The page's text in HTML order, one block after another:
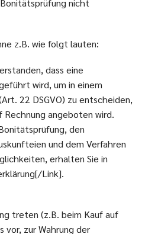
nicht
z.B. wie folgt lauten:
dass eine
wird, um in einem
22 DSGVO) zu entscheiden,
angeboten wird.
den
und dem Verfahren
erhalten Sie in
Link].
treten (z.B. beim Kauf auf
vor, zur Wahrung der